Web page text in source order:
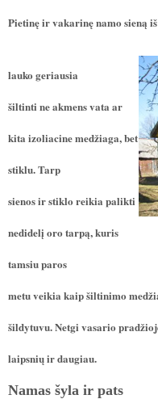
Pietinę ir vakarinę namo sieną iš
lauko geriausia
šiltinti ne akmens vata ar
kita izoliacine medžiaga, bet
stiklu. Tarp
sienos ir stiklo reikia palikti
nedidelį oro tarpą, kuris
tamsiu paros
metu veikia kaip šiltinimo
šildytuvu. Netgi vasario
laipsnių ir daugiau.
Namas šyla ir pats